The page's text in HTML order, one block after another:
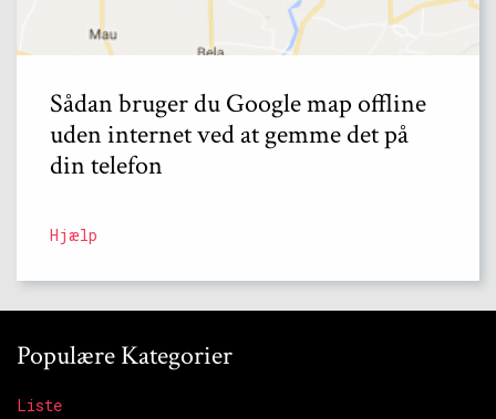
Sådan bruger du Google map offline
uden internet ved at gemme det på
din telefon
Hjælp
Populære Kategorier
Liste